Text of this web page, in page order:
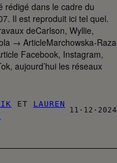
rédigé dans le cadre du
Il est reproduit ici tel quel.
deCarlson, Wyllie,
→ ArticleMarchowska-Raza
Facebook, Instagram,
aujourd’hui les réseaux
ET LAUREN
11·12·2024